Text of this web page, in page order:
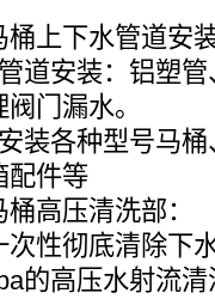
上下水管道安
道安装：铝塑
门漏水。
装各种型号马
配件等
高压清洗部：
性彻底清除下
高压水射流清